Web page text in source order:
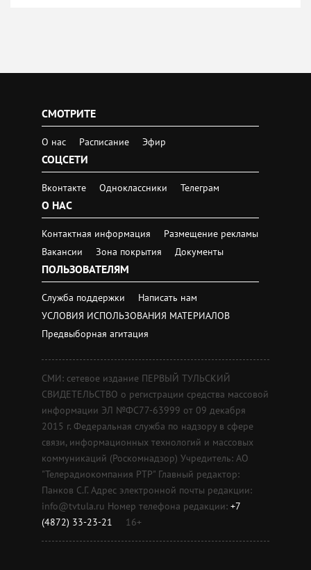
СМОТРИТЕ
О нас Расписание Эфир
СОЦСЕТИ
Вконтакте Одноклассники Телеграм
О НАС
Контактная информация
Размещение рекламы
Вакансии
Зона покрытия Документы
ПОЛЬЗОВАТЕЛЯМ
Служба поддержки
Написать нам
УСЛОВИЯ ИСПОЛЬЗОВАНИЯ МАТЕРИАЛОВ
Предвыборная агитация
СМИ: сетевое издание ПЕРВЫЙ ТУЛЬСКИЙ
СВИДЕТЕЛЬСТВО о регистрации средства массовой
информации ЭЛ №ФС77-63999 от 09 декабря
2015 г. Федеральная служба по надзору в сфере
связи, информационных технологий и массовых
коммуникаций (Роскомнадзор) Учредитель: АО
"Телерадиокомпания РТР" Главный редактор:
Панков С.Г. Адрес электронной почты редакции:
info@tvtula.ru Номер телефона редакции: +7
(4872) 33-23-21
16+